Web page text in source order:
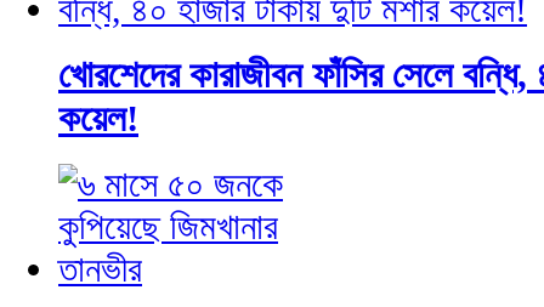
খোরশেদের কারাজীবন ফাঁসির সেলে বন্ধি,
কয়েল!